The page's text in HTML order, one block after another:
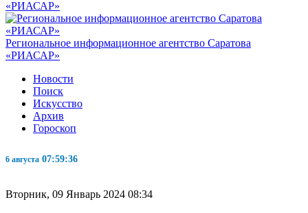
Региональное информационное агентство Саратова
«РИАСАР»
Новости
Поиск
Искусство
Архив
Гороскоп
6 августа 07:59:37
Вторник, 09 Январь 2024 08:34